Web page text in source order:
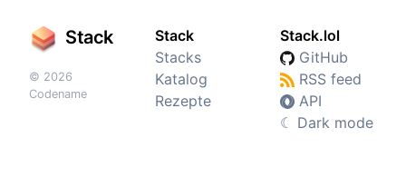
Stack
© 2026
Codename
Stack
Stacks
Katalog
Rezepte
Stack.lol
GitHub
RSS feed
API
☾ Dark mode